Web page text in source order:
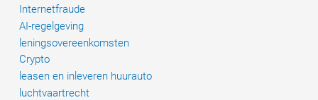
Internetfraude
AI-regelgeving
leningsovereenkomsten
Crypto
leasen en inleveren huurauto
luchtvaartrecht